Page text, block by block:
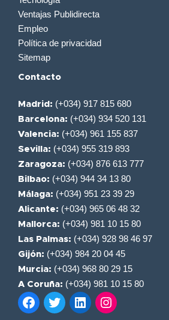
Ventajas Publidirecta
Empleo
Política de privacidad
Sitemap
Contacto
Madrid: (+034) 917 815 680
Barcelona: (+034) 934 520 131
Valencia: (+034) 961 155 837
Sevilla: (+034) 955 319 893
Zaragoza: (+034) 876 613 777
Bilbao: (+034) 944 34 13 80
Málaga: (+034) 951 23 39 29
Alicante: (+034) 965 06 48 32
Mallorca: (+034) 981 10 15 80
Las Palmas: (+034) 928 98 46 97
Gijón: (+034) 984 20 04 45
Murcia: (+034) 968 80 29 15
A Coruña: (+034) 981 10 15 80